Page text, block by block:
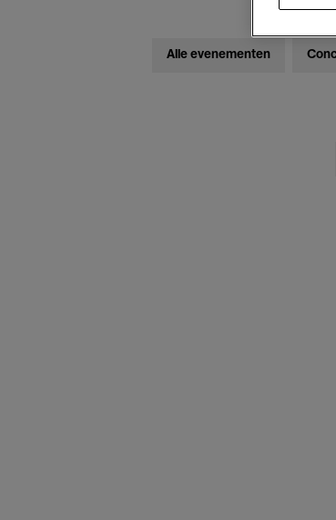
Alle evenementen